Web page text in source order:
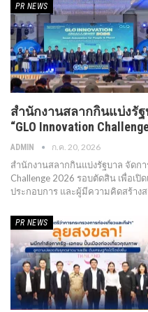
PR​ NEWS
สำนักงานสลากกินแบ่งรั
“GLO Innovation
ADMIN ก.ค. 20, 2026
สำนักงานสลากกินแบ่งรัฐบาล จัดก
Challenge 2026 รอบตัดสิน เพื่อเ
ประกอบการ และผู้มีความคิดสร้าง
PR​ NEWS